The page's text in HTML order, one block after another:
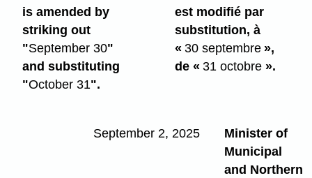
is amended by
striking out
"September 30"
and substituting
"October 31".
est modifié par
substitution, à
«30 septembre »,
de «31 octobre ».
September 2, 2025
Minister of
Municipal
and Northern